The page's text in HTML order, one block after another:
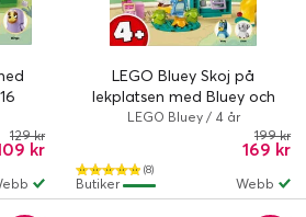
kr
129 kr
LEGO Bluey Skoj på
lekplatsen med Bluey och
Chloe 11201
LEGO Bluey / 4 år
(8)
169 kr
199 kr
Webb
Butiker